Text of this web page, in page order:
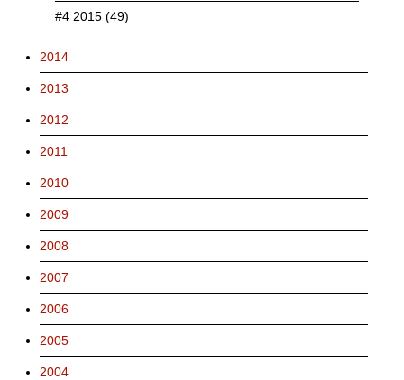
#4 2015 (49)
2014
2013
2012
2011
2010
2009
2008
2007
2006
2005
2004